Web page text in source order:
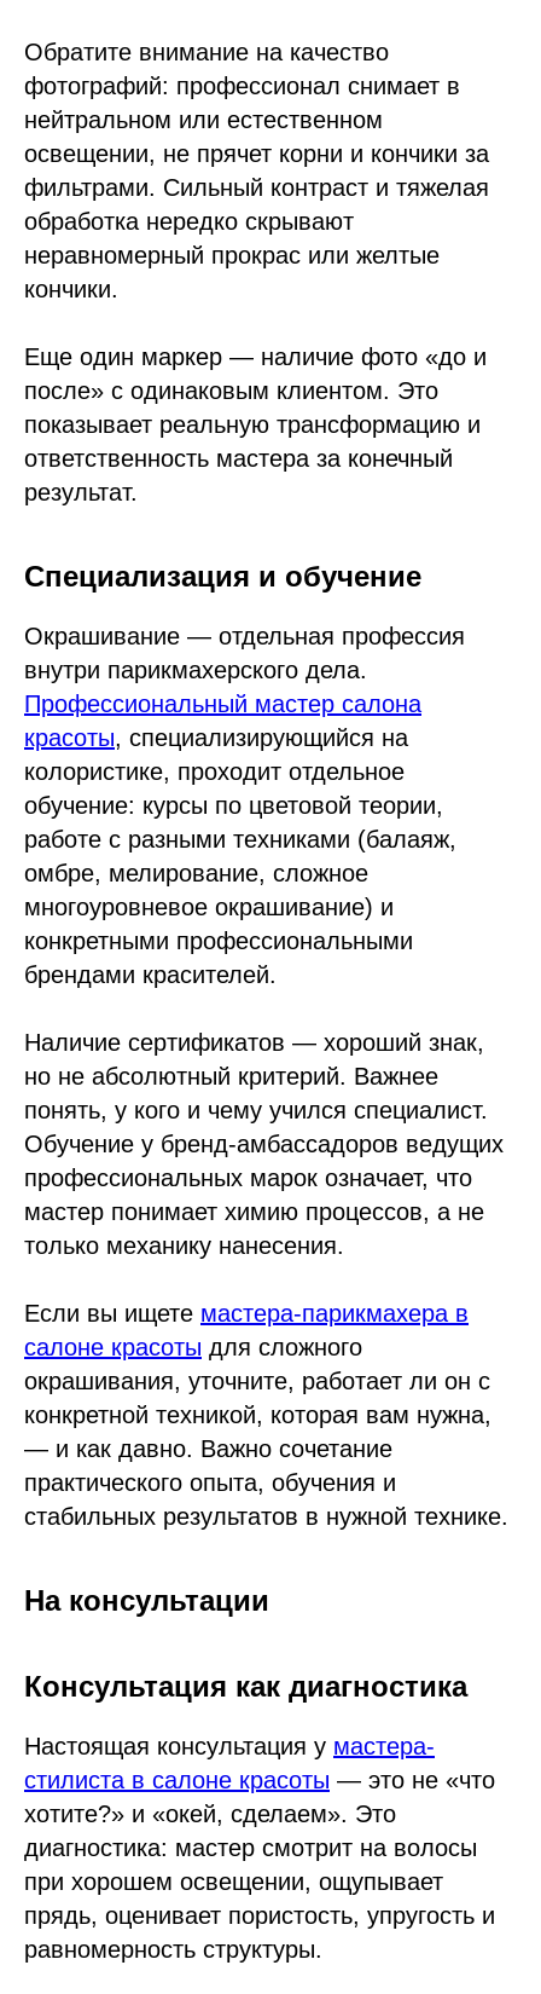
Обратите внимание на качество
фотографий: профессионал снимает в
нейтральном или естественном
освещении, не прячет корни и кончики за
фильтрами. Сильный контраст и тяжелая
обработка нередко скрывают
неравномерный прокрас или желтые
кончики.
Еще один маркер — наличие фото «до и
после» с одинаковым клиентом. Это
показывает реальную трансформацию и
ответственность мастера за конечный
результат.
Специализация и обучение
Окрашивание — отдельная профессия
внутри парикмахерского дела.
Профессиональный мастер салона
красоты, специализирующийся на
колористике, проходит отдельное
обучение: курсы по цветовой теории,
работе с разными техниками (балаяж,
омбре, мелирование, сложное
многоуровневое окрашивание) и
конкретными профессиональными
брендами красителей.
Наличие сертификатов — хороший знак,
но не абсолютный критерий. Важнее
понять, у кого и чему учился специалист.
Обучение у бренд-амбассадоров ведущих
профессиональных марок означает, что
мастер понимает химию процессов, а не
только механику нанесения.
Если вы ищете мастера-парикмахера в
салоне красоты для сложного
окрашивания, уточните, работает ли он с
конкретной техникой, которая вам нужна,
— и как давно. Важно сочетание
практического опыта, обучения и
стабильных результатов в нужной технике.
На консультации
Консультация как диагностика
Настоящая консультация у мастера-
стилиста в салоне красоты — это не «что
хотите?» и «окей, сделаем». Это
диагностика: мастер смотрит на волосы
при хорошем освещении, ощупывает
прядь, оценивает пористость, упругость и
равномерность структуры.